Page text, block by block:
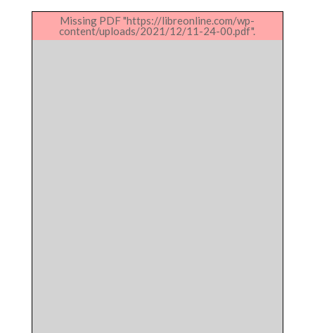
Missing PDF "https://libreonline.com/wp-
content/uploads/2021/12/11-24-00.pdf".